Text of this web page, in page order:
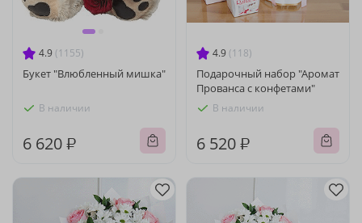
4.9 (1155)
Букет "Влюбленный мишка"
В наличии
6 620 ₽
4.9 (118)
Подарочный набор "Аромат
Прованса с конфетами"
В наличии
6 520 ₽